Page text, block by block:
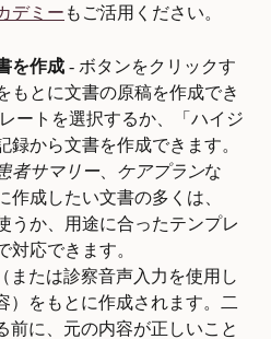
デミー もご活用ください。
を作成 - ボタンをクリックす
もとに文書の原稿を作成でき
ートを選択するか、「ハイジ
録から文書を作成できます。
者サマリー、 ケアプランな
作成したい文書の多くは、
うか、用途に合ったテンプレ
対応できます。
または診察音声入力を使用し
）をもとに作成されます。二
前に、元の内容が正しいこと